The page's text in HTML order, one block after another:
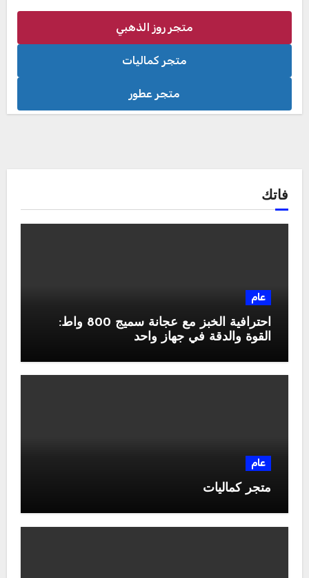
متجر روز الذهبي
متجر كماليات
متجر عطور
فاتك
عام
احترافية الخبز مع عجانة سميج 800 واط:
القوة والدقة في جهاز واحد
عام
متجر كماليات